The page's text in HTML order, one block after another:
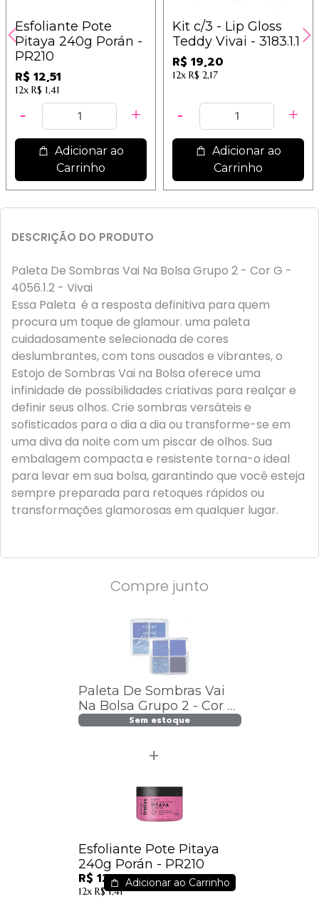
Esfoliante Pote
Pitaya 240g Porán -
PR210
R$ 12,51
12x R$ 1,41
Adicionar ao
Carrinho
Kit c/3 - Lip Gloss
Teddy Vivai - 3183.1.1
R$ 19,20
12x R$ 2,17
Adicionar ao
Carrinho
DESCRIÇÃO DO PRODUTO
Paleta De Sombras Vai Na Bolsa Grupo 2 - Cor G -
4056.1.2 - Vivai
Essa Paleta é a resposta definitiva para quem
procura um toque de glamour. uma paleta
cuidadosamente selecionada de cores
deslumbrantes, com tons ousados e vibrantes, o
Estojo de Sombras Vai na Bolsa oferece uma
infinidade de possibilidades criativas para realçar e
definir seus olhos. Crie sombras versáteis e
sofisticados para o dia a dia ou transforme-se em
uma diva da noite com um piscar de olhos. Sua
embalagem compacta e resistente torna-o ideal
para levar em sua bolsa, garantindo que você esteja
sempre preparada para retoques rápidos ou
transformações glamorosas em qualquer lugar.
Compre junto
Paleta De Sombras Vai
Na Bolsa Grupo 2 - Cor G
- 4056.1.2 - Vivai
Sem estoque
Esfoliante Pote Pitaya
240g Porán - PR210
R$ 12,51
12x R$ 1,41
Adicionar ao Carrinho